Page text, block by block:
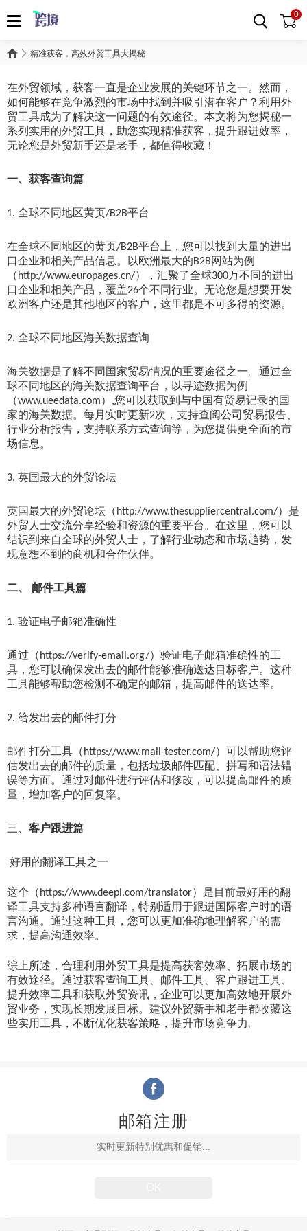
0
精准获客，高效外贸工具大揭秘
在外贸领域，获客一直是企业发展的关键环节之一。然而，
如何能够在竞争激烈的市场中找到并吸引潜在客户？利用外
贸工具成为了解决这一问题的有效途径。本文将为您揭秘一
系列实用的外贸工具，助您实现精准获客，提升跟进效率，
无论您是外贸新手还是老手，都值得收藏！
一、获客查询篇
1. 全球不同地区黄页/B2B平台
在全球不同地区的黄页/B2B平台上，您可以找到大量的进出
口企业和相关产品信息。以欧洲最大的B2B网站为例
（ http://www.europages.cn/），汇聚了全球300万不同的进出
口企业和相关产品，覆盖26个不同行业。无论您是想要开发
欧洲客户还是其他地区的客户，这里都是不可多得的资源。
2. 全球不同地区海关数据查询
海关数据是了解不同国家贸易情况的重要途径之一。通过全
球不同地区的海关数据查询平台，以寻迹数据为例
（www.ueedata.com） ,您可以获取到与中国有贸易记录的国
家的海关数据。每月实时更新2次，支持查阅公司贸易报告、
行业分析报告，支持联系方式查询等，为您提供更全面的市
场信息。
3. 英国最大的外贸论坛
英国最大的外贸论坛（ http://www.thesuppliercentral.com/）是
外贸人士交流分享经验和资源的重要平台。在这里，您可以
结识到来自全球的外贸人士，了解行业动态和市场趋势，发
现意想不到的商机和合作伙伴。
二、 邮件工具篇
1. 验证电子邮箱准确性
通过（ https://verify-email.org/）验证电子邮箱准确性的工
具，您可以确保发出去的邮件能够准确送达目标客户。这种
工具能够帮助您检测不确定的邮箱，提高邮件的送达率。
2. 给发出去的邮件打分
邮件打分工具（ https://www.mail-tester.com/）可以帮助您评
估发出去的邮件的质量，包括垃圾邮件匹配、拼写和语法错
误等方面。通过对邮件进行评估和修改，可以提高邮件的质
量，增加客户的回复率。
三、 客户跟进篇
好用的翻译工具之一
这个（ https://www.deepl.com/translator）是目前最好用的翻
译工具支持多种语言翻译，特别适用于跟进国际客户时的语
言沟通。通过这种工具，您可以更加准确地理解客户的需
求，提高沟通效率。
综上所述，合理利用外贸工具是提高获客效率、拓展市场的
有效途径。通过获客查询工具、邮件工具、客户跟进工具、
提升效率工具和获取外贸资讯，企业可以更加高效地开展外
贸业务，实现长期发展目标。建议外贸新手和老手都收藏这
些实用工具，不断优化获客策略，提升市场竞争力。
邮箱注册